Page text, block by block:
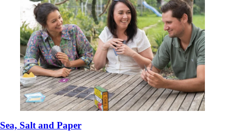
Sea, Salt and Paper